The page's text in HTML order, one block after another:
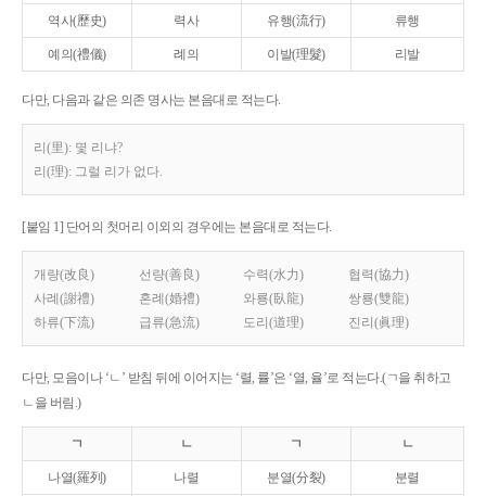
역사(歷史) 력사 유행(流行) 류행
예의(禮儀) 례의 이발(理髮) 리발
다만, 다음과 같은 의존 명사는 본음대로 적는다.
리(里): 몇 리냐?
리(理): 그럴 리가 없다.
[붙임 1] 단어의 첫머리 이외의 경우에는 본음대로 적는다.
개량(改良) 선량(善良) 수력(水力)
협력(協力)
사례(謝禮)
혼례(婚禮) 와룡(臥龍)
쌍룡(雙龍)
하류(下流)
급류(急流) 도리(道理) 진리(眞理)
다만, 모음이나 ‘ㄴ’ 받침 뒤에 이어지는 ‘렬, 률’은 ‘열, 율’로 적는다.(ㄱ을 취하고
ㄴ을 버림.)
ㄱ ㄴ ㄱ ㄴ
나열(羅列) 나렬 분열(分裂) 분렬